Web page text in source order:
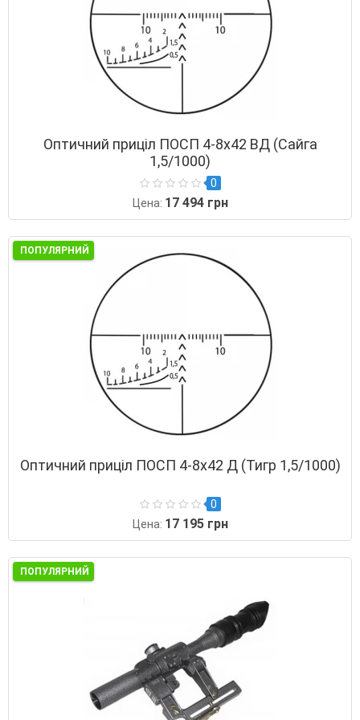
Оптичний приціл ПОСП 4-8х42 ВД (Сайга
1,5/1000)
0
Цена: 17 494 грн
ПОПУЛЯРНИЙ
Оптичний приціл ПОСП 4-8х42 Д (Тигр 1,5/1000)
0
Цена: 17 195 грн
ПОПУЛЯРНИЙ